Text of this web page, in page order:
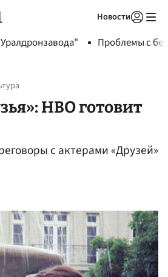
Новости
Проблемы с
HBO готовит
с актерами «Друзей»